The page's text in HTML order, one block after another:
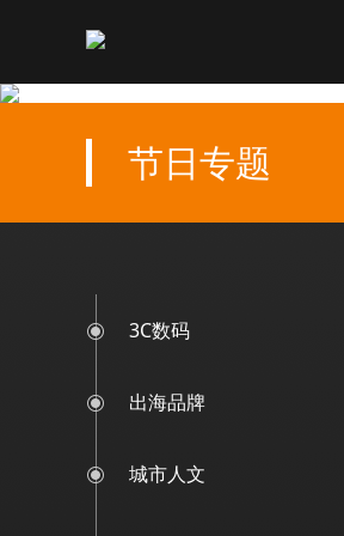
节日专题
3C数码
出海品牌
城市人文